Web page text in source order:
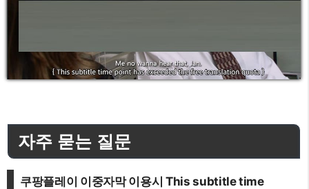
자주 묻는 질문
쿠팡플레이 이중자막 이용시 This subtitle time